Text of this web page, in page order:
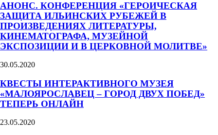
АНОНС. КОНФЕРЕНЦИЯ «ГЕРОИЧЕСКАЯ
ЗАЩИТА ИЛЬИНСКИХ РУБЕЖЕЙ В
ПРОИЗВЕДЕНИЯХ ЛИТЕРАТУРЫ,
КИНЕМАТОГРАФА, МУЗЕЙНОЙ
ЭКСПОЗИЦИИ И В ЦЕРКОВНОЙ МОЛИТВЕ»
30.05.2020
КВЕСТЫ ИНТЕРАКТИВНОГО МУЗЕЯ
«МАЛОЯРОСЛАВЕЦ – ГОРОД ДВУХ ПОБЕД»
ТЕПЕРЬ ОНЛАЙН
23.05.2020